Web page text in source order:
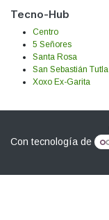
Tecno-Hub
Centro
5 Señores
Santa Rosa
San Sebastián Tutla
Xoxo Ex-Garita
Con tecnología de